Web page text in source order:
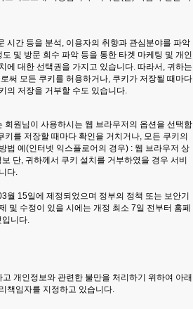
시간 등을 분석, 이용자의 취향과 관심분야를 파악
및 방문 회수 파악 등을 통한 타겟 마케팅 및 개인
에 대한 선택권을 가지고 있습니다. 따라서, 귀하는
써 모든 쿠키를 허용하거나, 쿠키가 저장될 때마다
의 저장을 거부할 수도 있습니다.
회원님이 사용하시는 웹 브라우저의 옵션을 선택함
를 저장할 때마다 확인을 거치거나, 모든 쿠키의
법 예(인터넷 익스플로어의 경우) : 웹 브라우저 상
단, 귀하께서 쿠키 설치를 거부하였을 경우 서비
다.
월 15일에 제정되었으며 정부의 정책 또는 보안기
및 수정이 있을 시에는 개정 최소 7일 전부터 홈페
입니다.
개인정보와 관련한 불만을 처리하기 위하여 아래
책임자를 지정하고 있습니다.